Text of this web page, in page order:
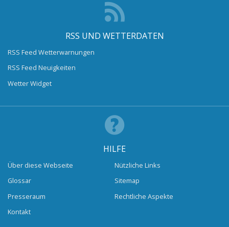
RSS UND WETTERDATEN
RSS Feed Wetterwarnungen
RSS Feed Neuigkeiten
Wetter Widget
HILFE
Über diese Webseite
Glossar
Presseraum
Kontakt
Nützliche Links
Sitemap
Rechtliche Aspekte